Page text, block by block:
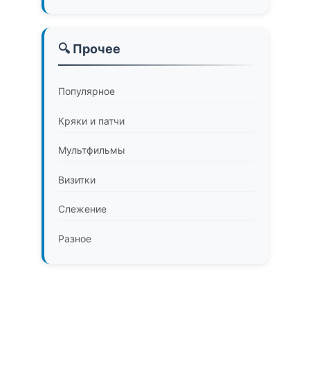
🔍 Прочее
Популярное
Кряки и патчи
Мультфильмы
Визитки
Слежение
Разное